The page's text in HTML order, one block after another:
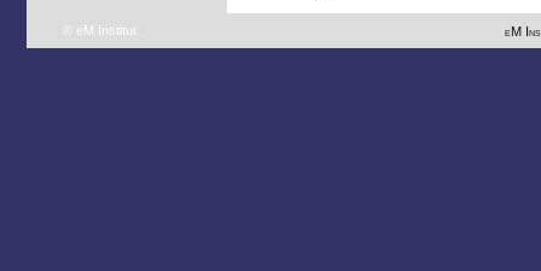
© eM Institut eM